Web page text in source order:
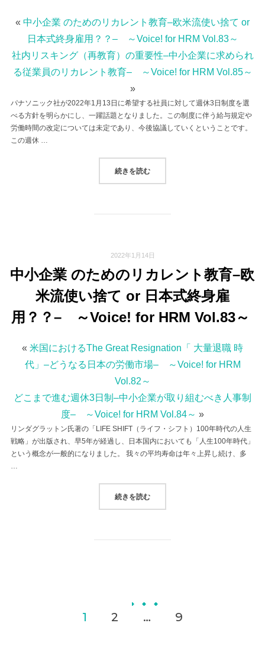
« 中小企業 のためのリカレント教育–欧米流使い捨て or
日本式終身雇用？？– ～Voice! for HRM Vol.83～
社内リスキング（再教育）の重要性–中小企業に求められ
る従業員のリカレント教育– ～Voice! for HRM Vol.85～
»
パナソニック社が2022年1月13日に希望する社員に対して週休3日制度を選
べる方針を明らかにし、一躍話題となりました。この制度に伴う給与規定や
労働時間の改定については未定であり、今後協議していくということです。
この週休 …
続きを読む“どこまで進む週休3日制–中小企
2022年1月14日
中小企業 のためのリカレント教育–欧
米流使い捨て or 日本式終身雇
用？？– ～Voice! for HRM Vol.83～
« 米国におけるThe Great Resignation「 大量退職 時
代」–どうなる日本の労働市場– ～Voice! for HRM
Vol.82～
どこまで進む週休3日制–中小企業が取り組むべき人事制
度– ～Voice! for HRM Vol.84～ »
リンダグラットン氏著の「LIFE SHIFT（ライフ・シフト）100年時代の人生
戦略」が出版され、早5年が経過し、日本国内においても「人生100年時代」
という概念が一般的になりました。 我々の平均寿命は年々上昇し続け、多
…
続きを読む“中小企業 のためのリカレント教
1 2 … 9